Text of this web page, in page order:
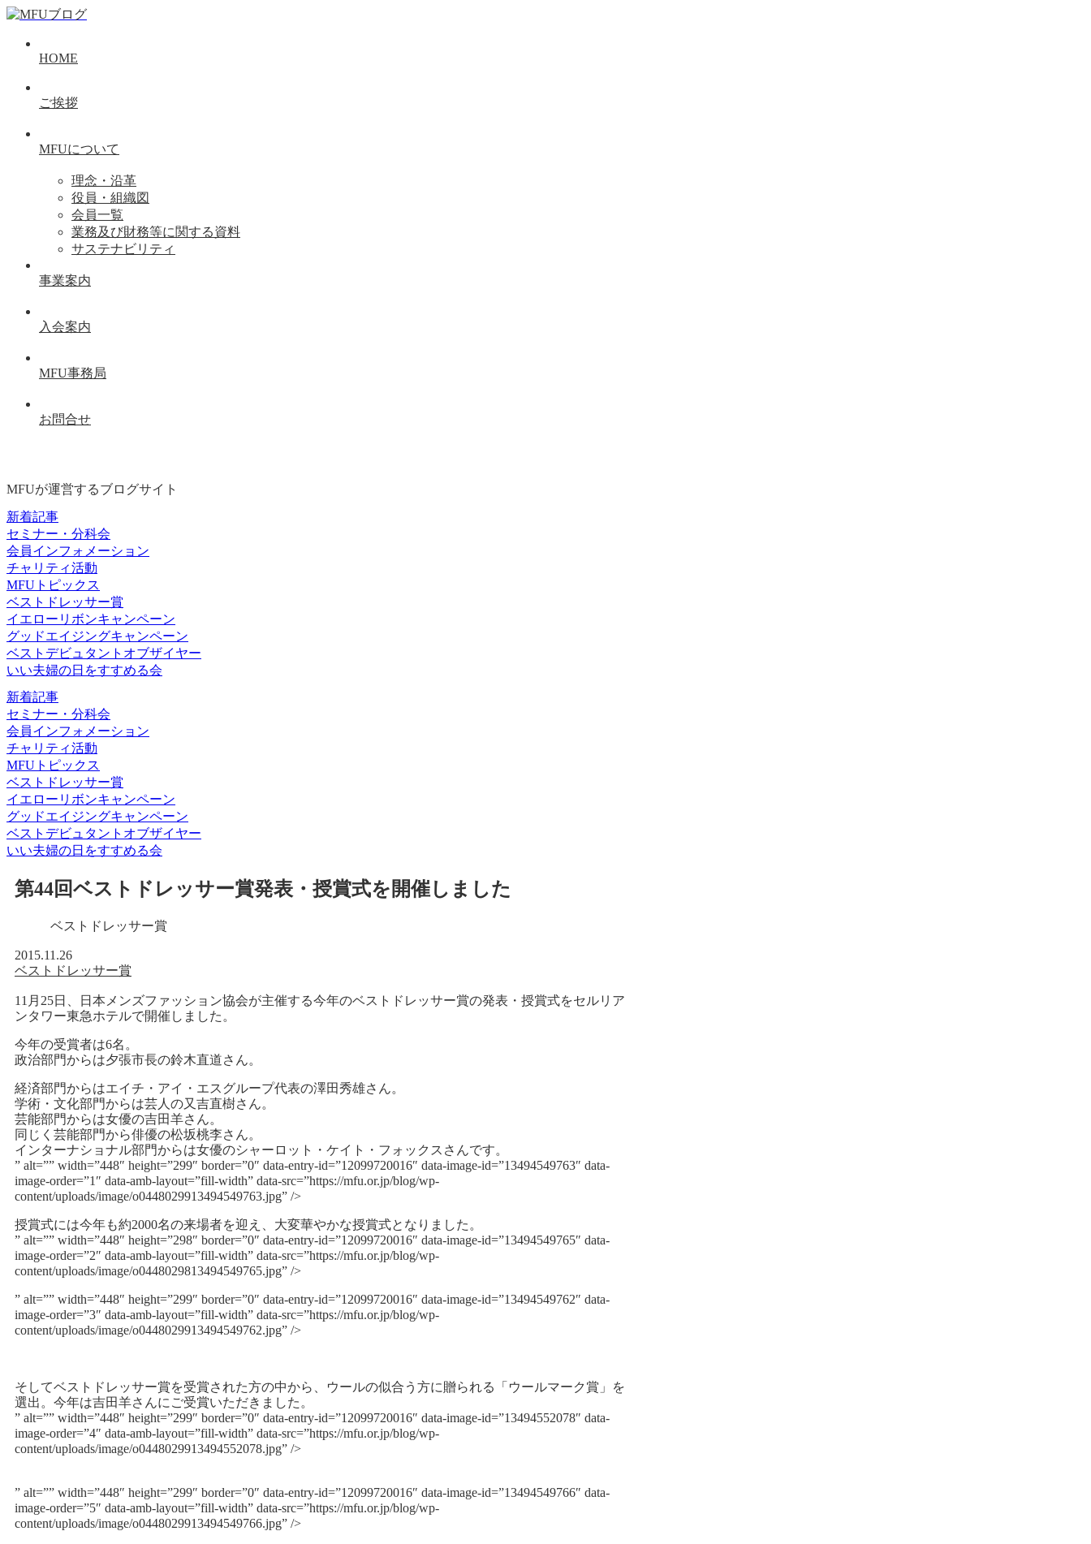
HOME
ご挨拶
MFUについて
理念・沿革
役員・組織図
会員一覧
業務及び財務等に関する資料
サステナビリティ
事業案内
入会案内
MFU事務局
お問合せ
MFUが運営するブログサイト
新着記事
セミナー・分科会
会員インフォメーション
チャリティ活動
MFUトピックス
ベストドレッサー賞
イエローリボンキャンペーン
グッドエイジングキャンペーン
ベストデビュタントオブザイヤー
いい夫婦の日をすすめる会
新着記事
セミナー・分科会
会員インフォメーション
チャリティ活動
MFUトピックス
ベストドレッサー賞
イエローリボンキャンペーン
グッドエイジングキャンペーン
ベストデビュタントオブザイヤー
いい夫婦の日をすすめる会
第44回ベストドレッサー賞発表・授賞式を開催しました
ベストドレッサー賞
2015.11.26
ベストドレッサー賞
11月25日、日本メンズファッション協会が主催する今年のベストドレッサー賞の発表・授賞式をセルリア
ンタワー東急ホテルで開催しました。
今年の受賞者は6名。
政治部門からは夕張市長の鈴木直道さん。
経済部門からはエイチ・アイ・エスグループ代表の澤田秀雄さん。
学術・文化部門からは芸人の又吉直樹さん。
芸能部門からは女優の吉田羊さん。
同じく芸能部門から俳優の松坂桃李さん。
インターナショナル部門からは女優のシャーロット・ケイト・フォックスさんです。
” alt=”” width=”448″ height=”299″ border=”0″ data-entry-id=”12099720016″ data-image-id=”13494549763″ data-
image-order=”1″ data-amb-layout=”fill-width” data-src=”https://mfu.or.jp/blog/wp-
content/uploads/image/o0448029913494549763.jpg” />
授賞式には今年も約2000名の来場者を迎え、大変華やかな授賞式となりました。
” alt=”” width=”448″ height=”298″ border=”0″ data-entry-id=”12099720016″ data-image-id=”13494549765″ data-
image-order=”2″ data-amb-layout=”fill-width” data-src=”https://mfu.or.jp/blog/wp-
content/uploads/image/o0448029813494549765.jpg” />
” alt=”” width=”448″ height=”299″ border=”0″ data-entry-id=”12099720016″ data-image-id=”13494549762″ data-
image-order=”3″ data-amb-layout=”fill-width” data-src=”https://mfu.or.jp/blog/wp-
content/uploads/image/o0448029913494549762.jpg” />
そしてベストドレッサー賞を受賞された方の中から、ウールの似合う方に贈られる「ウールマーク賞」を
選出。今年は吉田羊さんにご受賞いただきました。
” alt=”” width=”448″ height=”299″ border=”0″ data-entry-id=”12099720016″ data-image-id=”13494552078″ data-
image-order=”4″ data-amb-layout=”fill-width” data-src=”https://mfu.or.jp/blog/wp-
content/uploads/image/o0448029913494552078.jpg” />
” alt=”” width=”448″ height=”299″ border=”0″ data-entry-id=”12099720016″ data-image-id=”13494549766″ data-
image-order=”5″ data-amb-layout=”fill-width” data-src=”https://mfu.or.jp/blog/wp-
content/uploads/image/o0448029913494549766.jpg” />